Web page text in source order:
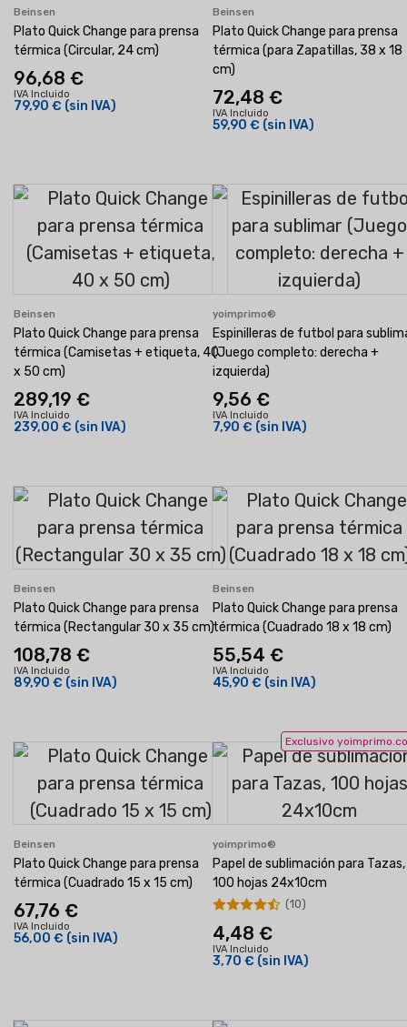
Beinsen
Plato Quick Change para prensa
térmica (Circular, 24 cm)
96,68 €
IVA Incluido
79,90 € (sin IVA)
Beinsen
Plato Quick Change para prensa
térmica (para Zapatillas, 38 x 18
cm)
72,48 €
IVA Incluido
59,90 € (sin IVA)
Beinsen
Plato Quick Change para prensa
térmica (Camisetas + etiqueta, 40
x 50 cm)
289,19 €
IVA Incluido
239,00 € (sin IVA)
yoimprimo®
Espinilleras de futbol para
(Juego completo: derecha +
izquierda)
9,56 €
IVA Incluido
7,90 € (sin IVA)
Beinsen
Plato Quick Change para prensa
térmica (Rectangular 30 x 35 cm)
108,78 €
IVA Incluido
89,90 € (sin IVA)
Beinsen
Plato Quick Change para prensa
térmica (Cuadrado 18 x 18 cm)
55,54 €
IVA Incluido
45,90 € (sin IVA)
Beinsen
Plato Quick Change para prensa
térmica (Cuadrado 15 x 15 cm)
67,76 €
IVA Incluido
56,00 € (sin IVA)
Exclusivo
yoimprimo®
Papel de sublimación para Tazas,
100 hojas 24x10cm
4,48 €
IVA Incluido
3,70 € (sin IVA)
(10)